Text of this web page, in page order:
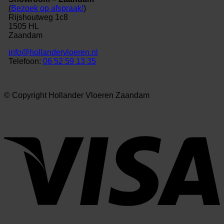
(Bezoek op afspraak!)
Rijshoutweg 1c8
1505 HL
Zaandam
info@hollandervloeren.nl
Telefoon: 06 52 59 13 35
© Copyright Hollander Vloeren Zaandam